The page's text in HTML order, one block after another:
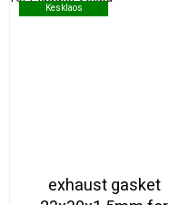
Kesklaos
Kesklaos
exhaust gasket